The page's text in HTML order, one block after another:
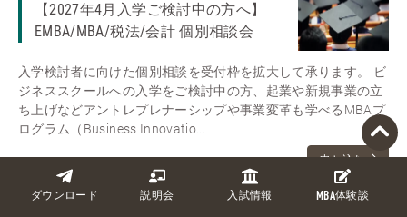
ダウンロード 説明会 入試情報 MBA体験談
【2027年4月入学ご検討中の方へ】
EMBA/MBA/税法/会計 個別相談会
入学検討者に向けた個別相談を受付枠を拡大して承ります。 ビ
ジネススクールへの入学をご検討中の方、起業や新規事業の立
ち上げなどアントレプレナーシップや事業変革も学べるMBAプ
ログラム（Business Innovatio...
申し込む